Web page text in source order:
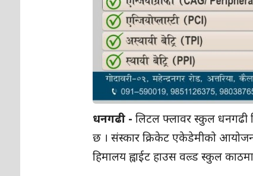
धनगढी - लिटल फ्लावर स्कुल धनगढी
छ । संस्कार क्रिकेट एकेडेमीको
हिमालय ह्वाईट हाउस वल्र्ड स्कुल